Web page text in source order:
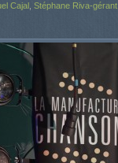
Cajal Stéphane Riva-gérant